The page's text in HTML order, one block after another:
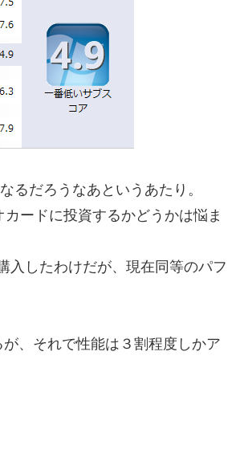
るだろうなあというあたり。
ードに投資するかどうかは悩ま
入したわけだが、現在同等のパフ
、それで性能は３割程度しかア